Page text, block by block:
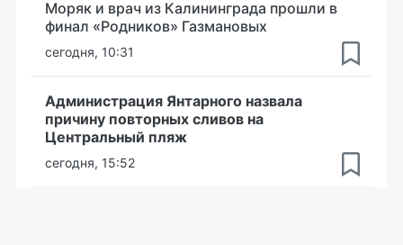
Моряк и врач из Калининграда прошли в
финал «Родников» Газмановых
сегодня, 10:31
Администрация Янтарного назвала
причину повторных сливов на
Центральный пляж
сегодня, 15:52